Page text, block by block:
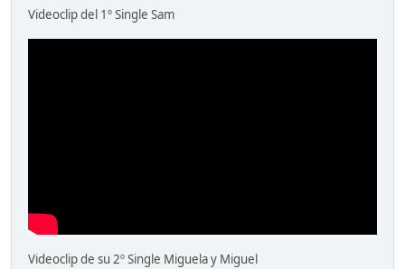
Videoclip del 1º Single Sam
Videoclip de su 2º Single Miguela y Miguel